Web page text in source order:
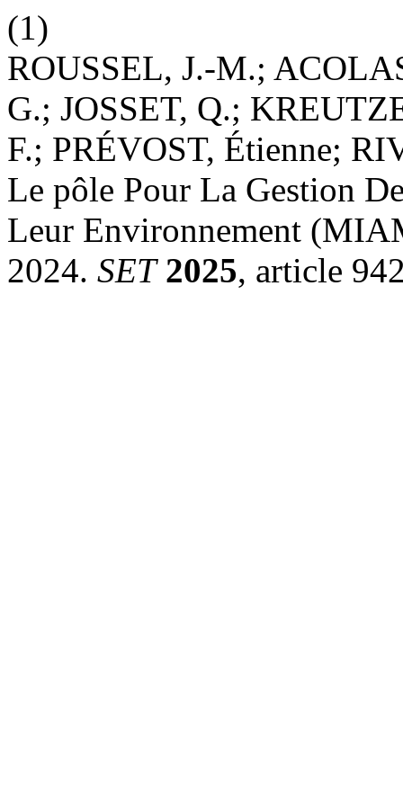
(1)
ROUSSEL, J.-M.;
G.; JOSSET, Q.;
F.; PRÉVOST, Étienne;
Le pôle Pour La Gestion
Leur Environnement
2024. SET 2025, article